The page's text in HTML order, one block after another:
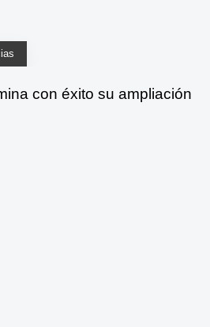
con éxito su ampliación